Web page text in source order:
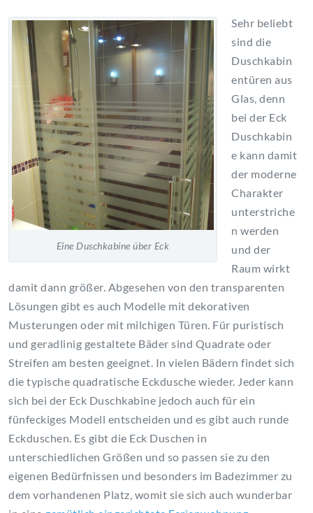
Eine Duschkabine über Eck
Sehr beliebt
sind die
Duschkabin
entüren aus
Glas, denn
bei der Eck
Duschkabin
e kann damit
der moderne
Charakter
unterstriche
n werden
und der
Raum wirkt
damit dann größer. Abgesehen von den transparenten
Lösungen gibt es auch Modelle mit dekorativen
Musterungen oder mit milchigen Türen. Für puristisch
und geradlinig gestaltete Bäder sind Quadrate oder
Streifen am besten geeignet. In vielen Bädern findet sich
die typische quadratische Eckdusche wieder. Jeder kann
sich bei der Eck Duschkabine jedoch auch für ein
fünfeckiges Modell entscheiden und es gibt auch runde
Eckduschen. Es gibt die Eck Duschen in
unterschiedlichen Größen und so passen sie zu den
eigenen Bedürfnissen und besonders im Badezimmer zu
dem vorhandenen Platz, womit sie sich auch wunderbar